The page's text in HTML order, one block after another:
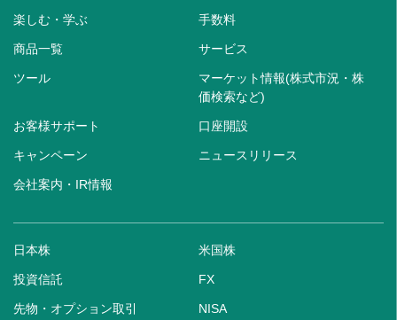
楽しむ・学ぶ 手数料
商品一覧 サービス
ツール
マーケット情報(株式市況・株
価検索など)
お客様サポート 口座開設
キャンペーン ニュースリリース
会社案内・IR情報
日本株 米国株
投資信託 FX
先物・オプション取引 NISA